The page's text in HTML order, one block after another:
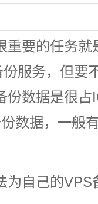
重要的任务
服务，但要
份数据是很
数据，一般
为自己的VPS